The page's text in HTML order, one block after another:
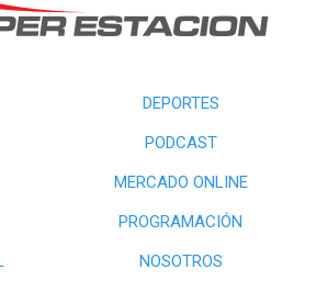
DEPORTES
PODCAST
MERCADO ONLINE
PROGRAMACIÓN
NOSOTROS